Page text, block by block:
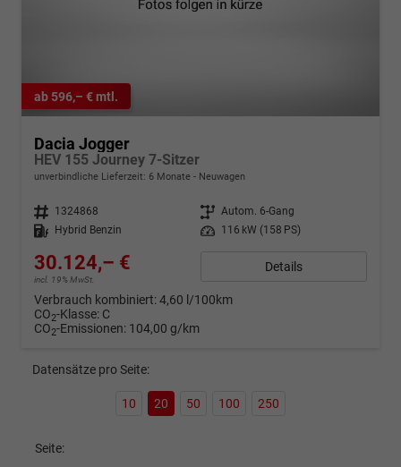
ab 596,– € mtl.
Dacia Jogger
HEV 155 Journey 7-Sitzer
unverbindliche Lieferzeit: 6 Monate Neuwagen
Fahrzeugnr. 1324868 Getriebe Autom. 6-Gang
Kraftstoff
Hybrid Benzin Leistung 116 kW (158 PS)
30.124,– €
incl. 19% MwSt.
Details
Verbrauch kombiniert:4,60 l/100km
CO2-Klasse: C
CO2-Emissionen: 104,00 g/km
Datensätze pro Seite:
10 20 50 100 250
Seite: